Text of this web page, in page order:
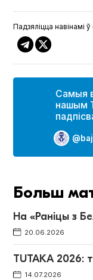
Падзяліцца навінамі
Самыя
нашым
Больш
На «Раніцы з
20.06.2026
TUTAKA 2026:
14.07.2026